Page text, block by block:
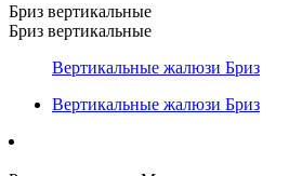
Бриз вертикальные
Бриз вертикальные
Вертикальные жалюзи Бриз
Вертикальные жалюзи Бриз